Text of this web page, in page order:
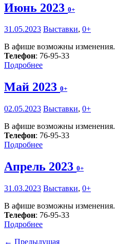
Июнь 2023 0+
31.05.2023 Выставки, 0+
В афише возможны изменения.
Телефон: 76-95-33
Подробнее
Май 2023 0+
02.05.2023 Выставки, 0+
В афише возможны изменения.
Телефон: 76-95-33
Подробнее
Апрель 2023 0+
31.03.2023 Выставки, 0+
В афише возможны изменения.
Телефон: 76-95-33
Подробнее
← Предыдущая